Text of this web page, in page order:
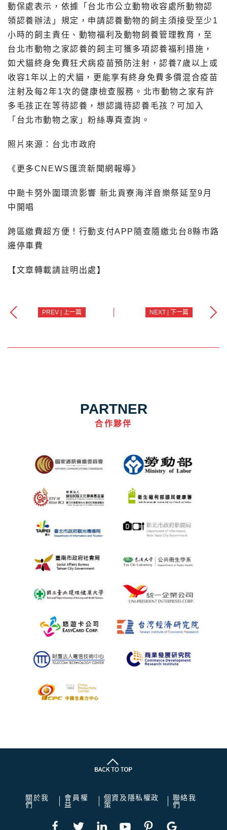
動保處表示，依據「台北市公立動物收容處所動物認
領認養辦法」規定，申請認養動物的飼主須接受至少1
小時的飼主責任、動物福利及動物飼養管理教育，至
台北市動物之家認養的飼主可獲多項認養福利措施，
如犬貓終身免費狂犬病疫苗預防注射，認養7歲以上或
收容1年以上的犬貓，更能享有終身免費多價混合疫苗
注射及每2年1次的健康檢查服務。北市動物之家有許
多毛孩正在等待認養，想認識待認養毛孩？可加入
「台北市動物之家」粉絲專頁查詢。
照片來源：台北市政府
《更多CNEWS匯流新聞網報導》
中颱卡努外圍環流影響 新北貢寮海洋音樂祭延至9月
中開唱
跨區繳費超方便！行動支付APP隨查隨繳北台8縣市路
邊停車費
【文章轉載請註明出處】
PREV | 上一篇 NEXT | 下一篇
PARTNER
合作夥伴
關於我
們
會員權
益
個資及隱私權政
策
聯絡我
們